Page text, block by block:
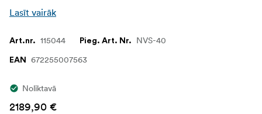
Lasīt vairāk
Art.nr. 115044 Pieg. Art. Nr. NVS-40
EAN 672255007563
Noliktavā
2189,90 €